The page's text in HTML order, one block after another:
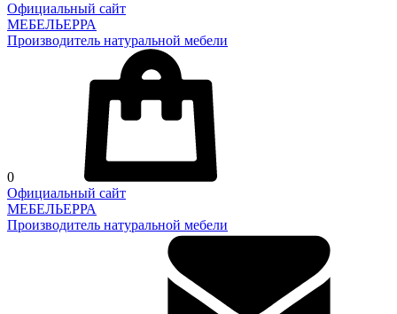
Официальный сайт
МЕБЕЛЬЕРРА
Производитель натуральной мебели
0
Официальный сайт
МЕБЕЛЬЕРРА
Производитель натуральной мебели